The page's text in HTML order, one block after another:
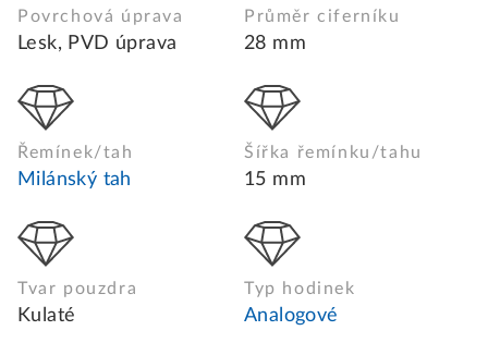
Povrchová úprava
Lesk, PVD úprava
Průměr ciferníku
28 mm
Řemínek/tah
Milánský tah
Šířka řemínku/tahu
15 mm
Tvar pouzdra
Kulaté
Typ hodinek
Analogové